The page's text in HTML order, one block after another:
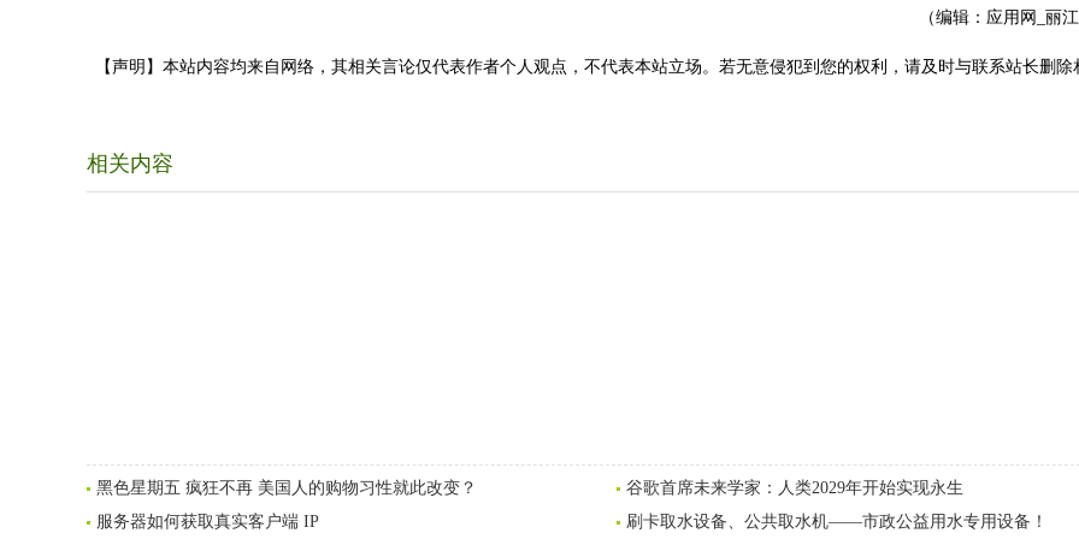
（编辑：应用网_丽
【声明】本站内容均来自网络，其相关言论仅代表作者个人观点，不代表本站立场。若无意侵犯到您的权利，请及时与联系站长删除
相关内容
黑色星期五 疯狂不再 美国人的购物习性就此改变？
谷歌首席未来学家：人类2029年开始实现永生
服务器如何获取真实客户端 IP
刷卡取水设备、公共取水机——市政公益用水专用设备！